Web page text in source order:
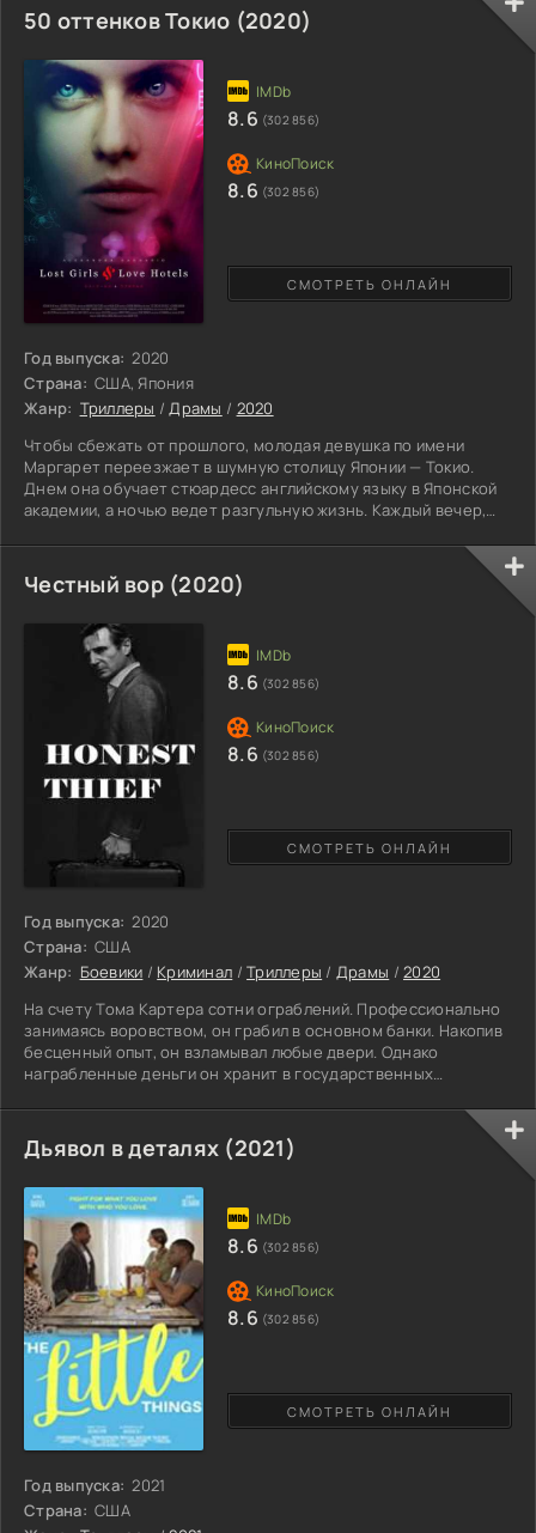
последнего на мальчишник в загородный дом.
Незапланированное мероприятие, да еще и за день до
бывшую одноклассницу, девушка едет
50 оттенков Токио (2020)
Год выпуска: 2020
Страна: США, Япония
Жанр: Триллеры /Драмы / 2020
Чтобы сбежать от прошлого, молодая девушка по имени
Маргарет переезжает в шумную столицу Японии — Токио.
Днем она обучает стюардесс английскому языку в Японской
академии, а ночью ведет разгульную жизнь. Каждый вечер,
впечатлениями экзотической ночной жизни. Неоновые
вывески, шумные дайв-бары, опасные связи и каждый день
новый любовник в снятом номере отеля. Американская
очередной коктейль и
СМОТРЕТЬ ОНЛАЙН
8.6 (302 856)
8.6 (302 856)
Честный вор (2020)
Год выпуска: 2020
Страна: США
Жанр: Боевики / Криминал /Триллеры / Драмы /2020
На счету Тома Картера сотни ограблений. Профессионально
занимаясь воровством, он грабил в основном банки. Накопив
бесценный опыт, он взламывал любые двери. Однако
награбленные деньги он хранит в государственных
Вскружив ему голову, Том внезапно влюбляется. Овладевшие
им чувства, толкают мужчину к переменам. Желая стать
лучше, он пытается покончить с прошлым. Решив начать
признаться в
СМОТРЕТЬ ОНЛАЙН
8.6 (302 856)
8.6 (302 856)
Дьявол в деталях (2021)
Год выпуска: 2021
Страна: США
СМОТРЕТЬ ОНЛАЙН
8.6 (302 856)
8.6 (302 856)